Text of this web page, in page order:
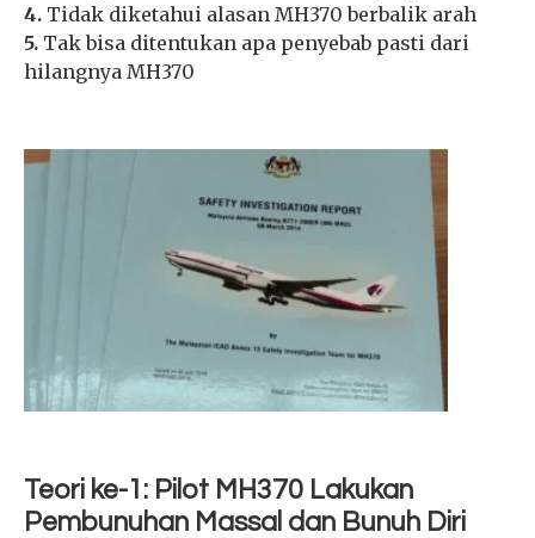
4. Tidak diketahui alasan MH370 berbalik arah
5. Tak bisa ditentukan apa penyebab pasti dari
hilangnya MH370
Teori ke-1: Pilot MH370 Lakukan
Pembunuhan Massal dan Bunuh Diri